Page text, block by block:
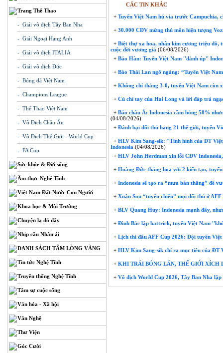
Trang Thể Thao
- Giải vô địch Tây Ban Nha
- Giải Ngoại Hạng Anh
- Giải vô địch ITALIA
- Giải vô địch Đức
- Bóng đá Việt Nam
- Champions League
- Thể Thao Việt Nam
- Vô Địch Châu Âu
- Vô Địch Thế Giới - World Cup
- FA Cup
Sức khỏe & Đời sống
Ẩm thực Nghệ Tĩnh
Việt Nam Đất Nước Con Người
Khoa học & Môi Trường
Chuyện lạ đó đây
Nhịp cầu Nhân ái
DANH SÁCH TẤM LÒNG VÀNG
Tin tức Nghệ Tĩnh
Truyền thống Nghệ Tĩnh
Tâm sự cuộc sống
Văn hóa - Xã hội
Văn Nghệ
Thư Viện
Góc Cười
CÁC TIN KHÁC
+ Tuyển Việt Nam hú vía trước Campuchia,
+ 30.000 CĐV mừng thủ môn hiện tượng
+ Biệt thự xa hoa, nhẫn kim cương triệu đô,
cuộc đời vương giả (06/08/2026)
+ Báo Hàn: Tuyển Việt Nam ''đánh úp''
+ Báo Thái Lan ngỡ ngàng: “Tuyển Việt
+ Không chỉ thắng 3-0, tuyển Việt Nam còn
+ Cú chỉ tay của Hai Long và lời đáp trả
+ Báo châu Á: Indonesia cầm bóng 58%
(04/08/2026)
+ Đánh bại đối thủ hạng 21 thế giới, tuyển
+ HLV Kim Sang-sik: "Tình hình của ĐT
Indonesia (04/08/2026)
+ HLV John Herdman xin lỗi CĐV
+ Hoàng Đức thăng hoa với 2 kiến tạo,
+ Indonesia sẽ tạo ra “mưa bàn thắng” để
+ Xuân Son “tuyên chiến” mọi đối thủ ở
+ BLV Quang Huy: Indonesia mạnh đấy,
+ Đình Bắc lập hattrick, tuyển Việt Nam
+ Lịch thi đấu AFF Cup 2026: Đội tuyển
+ HLV Kim Sang-sik chỉ ra mục tiêu của ĐT
+ KHI TRÁI BÓNG LĂN, THẾ GIỚI XÍCH
+ Vô địch World Cup 2026, Tây Ban Nha